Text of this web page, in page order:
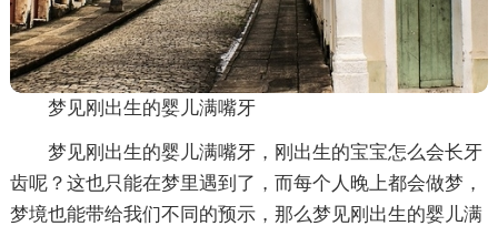
梦见刚出生的婴儿满嘴牙
梦见刚出生的婴儿满嘴牙，刚出生的宝宝怎么会长牙
齿呢？这也只能在梦里遇到了，而每个人晚上都会做梦，
梦境也能带给我们不同的预示，那么梦见刚出生的婴儿满